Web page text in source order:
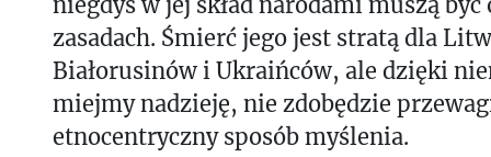
zasadach. Śmierć jego jest stratą dla
Białorusinów i Ukraińców, ale dzięki
miejmy nadzieję, nie zdobędzie
etnocentryczny sposób myślenia.